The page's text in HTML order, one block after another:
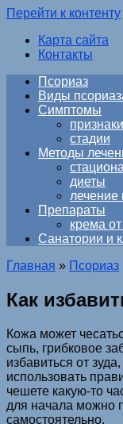
Перейти к контенту
Карта сайта
Контакты
Псориаз
Виды
Симптомы
стадии
Методы
диеты
Препараты
крема
Санатории и
Главная » Псориаз
Как
Кожа может
сыпь, грибковое
избавиться от
использовать
чешете какую-то
для начала можно
самостоятельно.